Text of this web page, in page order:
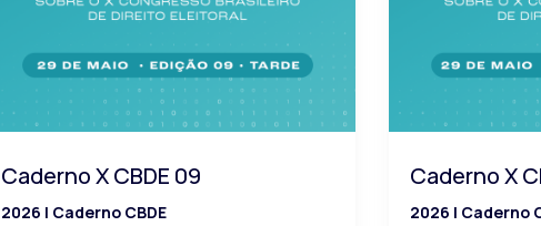
Caderno X CBDE 09
2026 | Caderno CBDE
Caderno X
2026 | Caderno